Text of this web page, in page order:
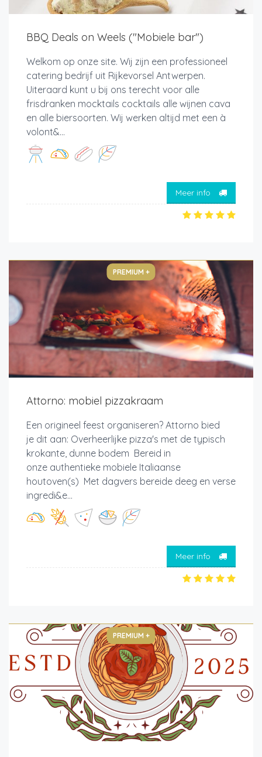
BBQ Deals on Weels ("Mobiele bar")
Welkom op onze site. Wij zijn een professioneel
catering bedrijf uit Rijkevorsel Antwerpen.
Uiteraard kunt u bij ons terecht voor alle
frisdranken mocktails cocktails alle wijnen cava
en alle biersoorten. Wij werken altijd met een à
volont&...
Meer info
PREMIUM +
Attorno: mobiel pizzakraam
Een origineel feest organiseren? Attorno bied
je dit aan: Overheerlijke pizza's met de typisch
krokante, dunne bodem Bereid in
onze authentieke mobiele Italiaanse
houtoven(s) Met dagvers bereide deeg en verse
ingredi&e...
Meer info
PREMIUM +